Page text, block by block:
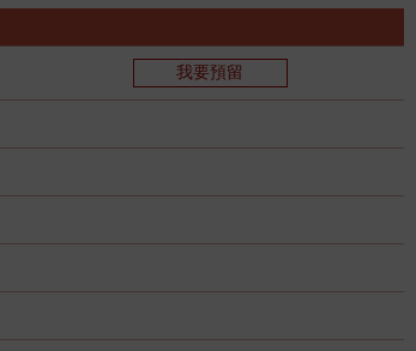
我要預留